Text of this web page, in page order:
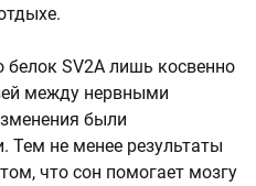
SV2A лишь косвенно
между нервными
были
Тем не менее результаты
что сон помогает мозгу